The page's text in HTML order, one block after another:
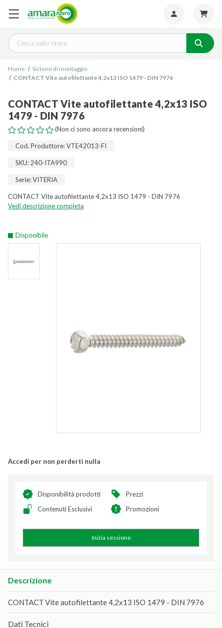
Cerca
Home
Sistemi di montaggio
CONTACT Vite autofilettante 4,2x13 ISO 1479 - DIN 7976
CONTACT Vite autofilettante 4,2x13 ISO
1479 - DIN 7976
(Non ci sono ancora recensioni)
Cod. Produttore: VTE42013-FI
SKU: 240-ITA990
Serie: VITERIA
CONTACT Vite autofilettante 4,2x13 ISO 1479 - DIN 7976
Vedi descrizione completa
Disponibile
Accedi per non perderti nulla
Disponibilità prodotti
Prezzi
Contenuti Esclusivi
Promozioni
Inizia sessione
Descrizione
CONTACT Vite autofilettante 4,2x13 ISO 1479 - DIN 7976
Dati Tecnici